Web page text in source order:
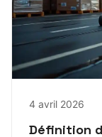
4 avril 2026
Définition